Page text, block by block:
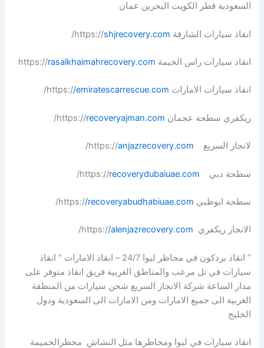
السعودية قطر الكويت البحرين عمان
انقاذ سيارات الشارقة https:// shjrecovery.com
/
انقاذ سيارات راس الخيمة https:// rasalkhaimahrecovery.com
انقاذ سيارات الامارات https:/ /emiratescarrescue.com
/
ريكفري سطحة عجمان https:// recoveryajman.com
/
لانجاز السريع https:// anjazrecovery.com
/
سطحة دبي https:// recoverydubaiuae.com
/
سطحة ابوظبي https:/ /recoveryabudhabiuae.com
/
الانجاز ريكفري https:/ /alenjazrecovery.com
/
” انقاذ بردكون في محاظر ليوا 24/7 – انقاذ الامارات ” انقاذ
سيارات في تل مرعب والمناطق الغربية فريق انقاذ متوفر على
مدار الساعة شركة الانجاز السريع شحن سيارات من المنطقة
الغربية الى جميع الامارات ومن الامارات الى السعودية ودول
الخليج
انقاذ سيارات في ليوا ومحاظرها مثل النشاش محظرالحميمة